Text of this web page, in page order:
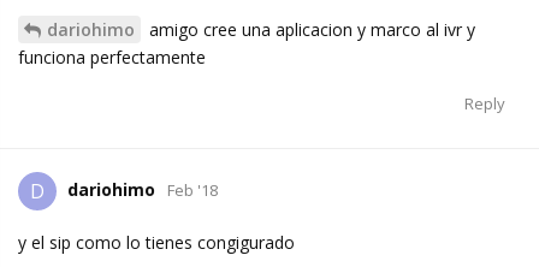
dariohimo
amigo cree una aplicacion y marco al ivr y
funciona perfectamente
Reply
D dariohimo Feb '18
y el sip como lo tienes congigurado